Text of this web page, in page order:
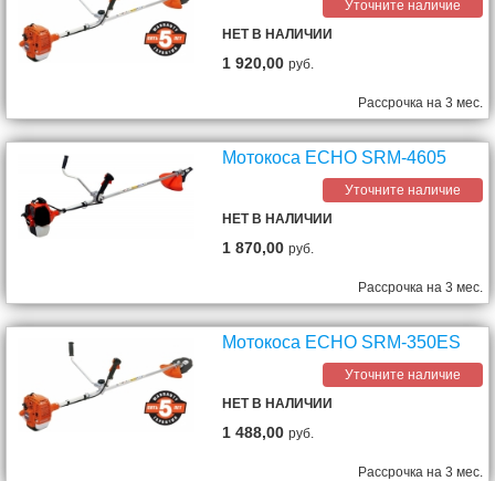
Уточните наличие
НЕТ В НАЛИЧИИ
1 920,00руб.
Рассрочка на 3 мес.
Мотокоса ECHO SRM-4605
Уточните наличие
НЕТ В НАЛИЧИИ
1 870,00руб.
Рассрочка на 3 мес.
Мотокоса ECHO SRM-350ES
Уточните наличие
НЕТ В НАЛИЧИИ
1 488,00руб.
Рассрочка на 3 мес.